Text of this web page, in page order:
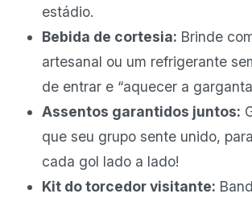
estádio.
Bebida de cortesia: Brinde
artesanal ou um refrigerante
de entrar e “aquecer a
Assentos garantidos juntos:
que seu grupo sente unido,
cada gol lado a lado!
Kit do torcedor visitante: